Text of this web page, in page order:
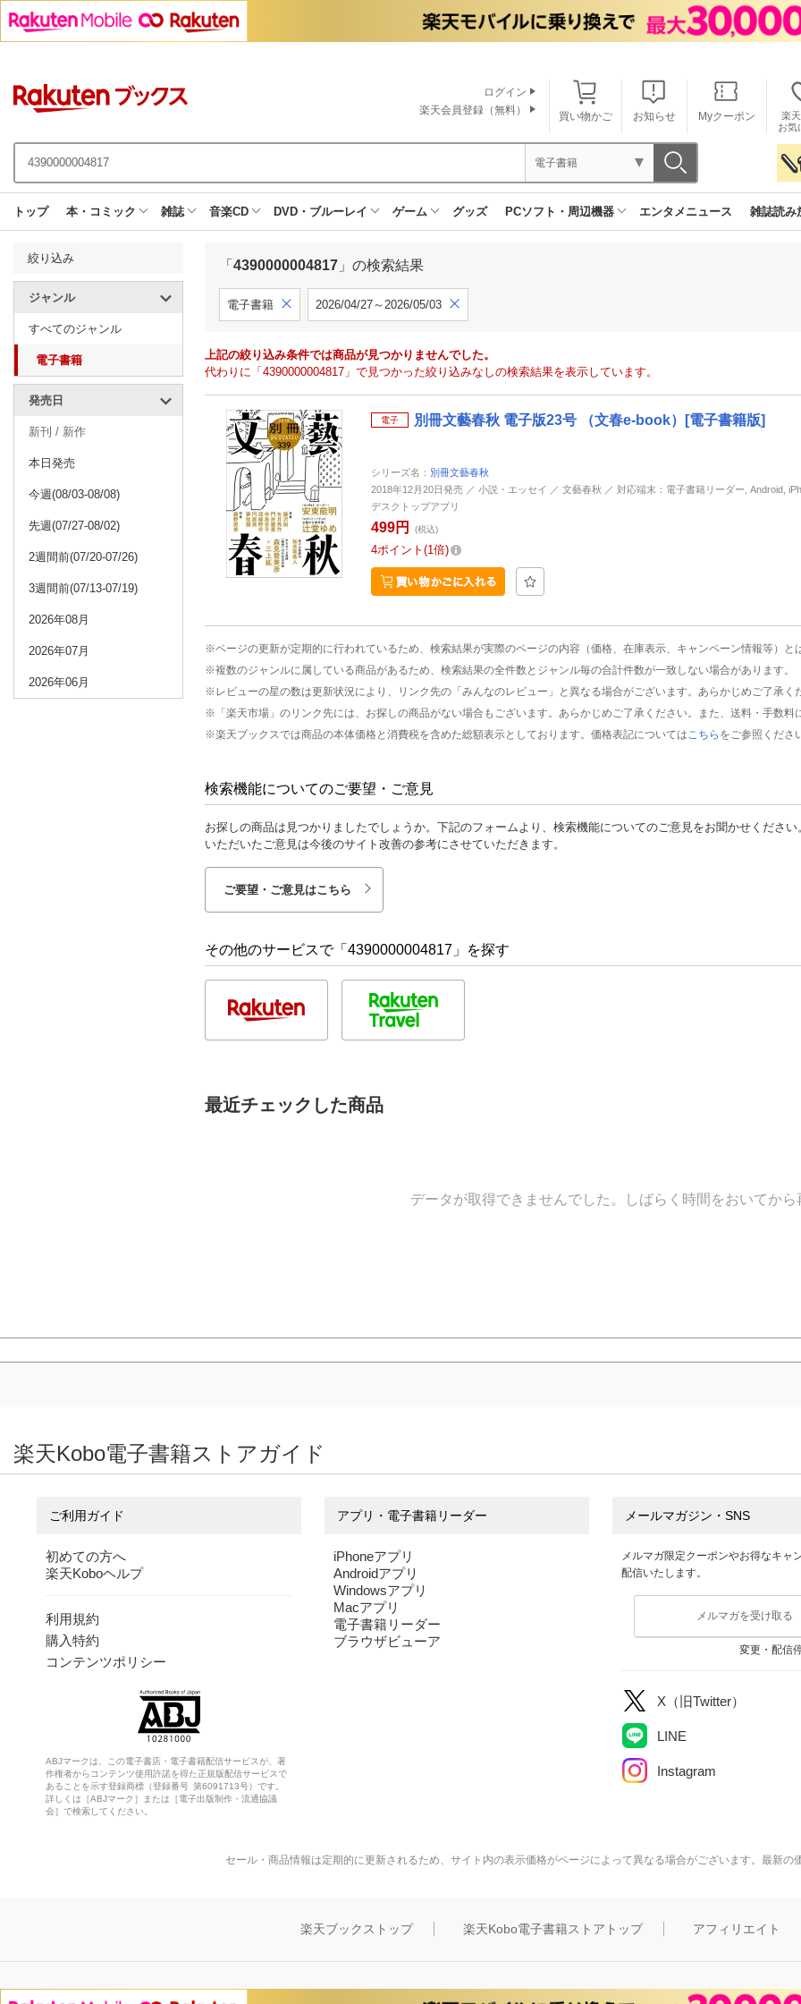
買い物かご お知らせ Myクーポン
楽
お気
ログイン
楽天会員登録（無料）
電子書籍
トップ 本・コミック 雑誌 音楽CD DVD・ブルーレイ ゲーム グッズ PCソフト・周辺機器 エンタメニュース 雑誌読み
絞り込み
ジャンル
すべてのジャンル
電子書籍
発売日
新刊 / 新作
本日発売
今週(08/03-08/08)
先週(07/27-08/02)
2週間前(07/20-07/26)
3週間前(07/13-07/19)
2026年08月
2026年07月
2026年06月
「 4390000004817 」の検索結果
電子書籍 2026/04/27～2026/05/03
上記の絞り込み条件では商品が見つかりませんでした。
代わりに「4390000004817」で見つかった絞り込みなしの検索結果を表示しています。
電子 別冊文藝春秋 電子版23号 （文春e-book）[電子書籍版]
シリーズ名： 別冊文藝春秋
2018年12月20日発売 ／ 小説・エッセイ ／ 文藝春秋 ／ 対応端末：電子書籍リーダー, Android,
デスクトップアプリ
499円 (税込)
4ポイント 1倍
※ページの更新が定期的に行われているため、検索結果が実際のページの内容（価格、在庫表示、キャンペーン情報等）と
※複数のジャンルに属している商品があるため、検索結果の全件数とジャンル毎の合計件数が一致しない場合があります。
※レビューの星の数は更新状況により、リンク先の「みんなのレビュー」と異なる場合がございます。あらかじめご了承く
※「楽天市場」のリンク先には、お探しの商品がない場合もございます。あらかじめご了承ください。また、送料・手数料
※楽天ブックスでは商品の本体価格と消費税を含めた総額表示としております。価格表記については こちら をご参照くださ
検索機能についてのご要望・ご意見
お探しの商品は見つかりましたでしょうか。下記のフォームより、検索機能についてのご意見をお聞かせください
いただいたご意見は今後のサイト改善の参考にさせていただきます。
ご要望・ご意見はこちら
その他のサービスで「4390000004817」を探す
最近チェックした商品
データが取得できませんでした。しばらく時間をおいてから
楽天Kobo電子書籍ストアガイド
ご利用ガイド
初めての方へ
楽天Koboヘルプ
利用規約
購入特約
コンテンツポリシー
ABJマークは、この電子書店・電子書籍配信サービスが、著
作権者からコンテンツ使用許諾を得た正規版配信サービスで
あることを示す登録商標（登録番号 第6091713号）です。
詳しくは［ABJマーク］または［電子出版制作・流通協議
会］で検索してください。
アプリ・電子書籍リーダー
iPhoneアプリ
Androidアプリ
Windowsアプリ
Macアプリ
電子書籍リーダー
ブラウザビューア
メールマガジン・SNS
メルマガ限定クーポンやお得なキャ
配信いたします。
メルマガを受け取る
変更・配信
X（旧Twitter）
LINE
Instagram
セール・商品情報は定期的に更新されるため、サイト内の表示価格がページによって異なる場合がございます。最新の
楽天ブックストップ 楽天Kobo電子書籍ストアトップ アフィリエイト